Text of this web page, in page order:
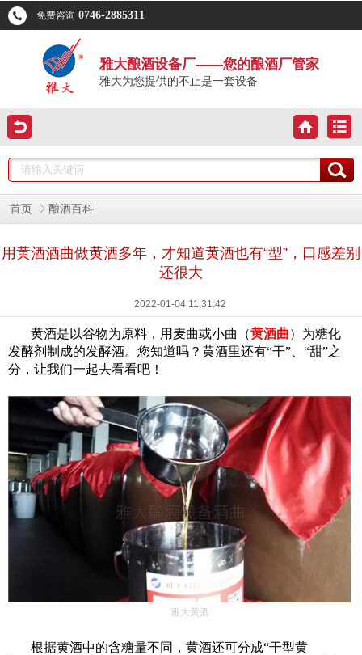
免费咨询 0746-2885311
雅大酿酒设备厂——您的酿酒厂管家
雅大为您提供的不止是一套设备
首页 酿酒百科
用黄酒酒曲做黄酒多年，才知道黄酒也有“型”，口感差别
还很大
2022-01-04 11:31:42
黄酒是以谷物为原料，用麦曲或小曲 （黄酒曲） 为糖化
发酵剂制成的发酵酒。 您知道吗？ 黄酒里还有“干”、“甜”之
分， 让我们一起去看看吧！
雅大黄酒
根据黄酒中的含糖量不同，黄酒还可分成“干型黄